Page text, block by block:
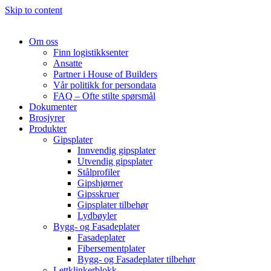
Skip to content
Om oss
Finn logistikksenter
Ansatte
Partner i House of Builders
Vår politikk for persondata
FAQ – Ofte stilte spørsmål
Dokumenter
Brosjyrer
Produkter
Gipsplater
Innvendig gipsplater
Utvendig gipsplater
Stålprofiler
Gipshjørner
Gipsskruer
Gipsplater tilbehør
Lydbøyler
Bygg- og Fasadeplater
Fasadeplater
Fibersementplater
Bygg- og Fasadeplater tilbehør